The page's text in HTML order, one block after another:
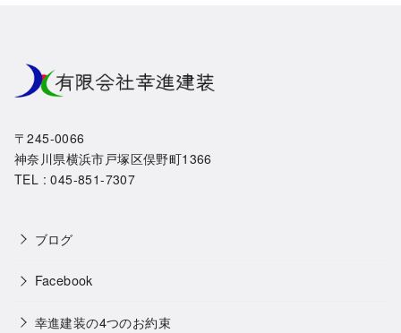
〒245-0066
神奈川県横浜市戸塚区俣野町1366
TEL : 045-851-7307
ブログ
Facebook
幸進建装の4つのお約束